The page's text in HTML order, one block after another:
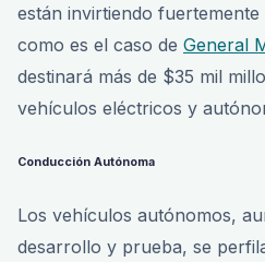
están invirtiendo
como es el caso de General
destinará más de $35 mil
vehículos eléctricos y
Conducción Autónoma
Los vehículos autónomos,
desarrollo y prueba, se